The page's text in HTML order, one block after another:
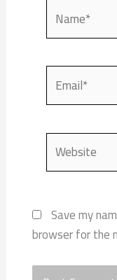
Email*
Website
Save my
browser for the